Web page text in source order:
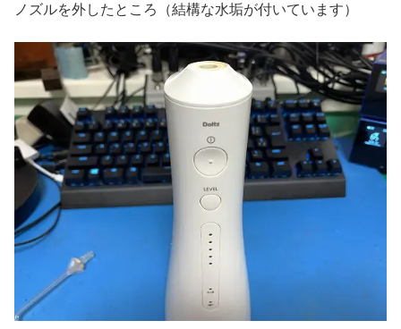
ノズルを外したところ（結構な水垢が付いています）